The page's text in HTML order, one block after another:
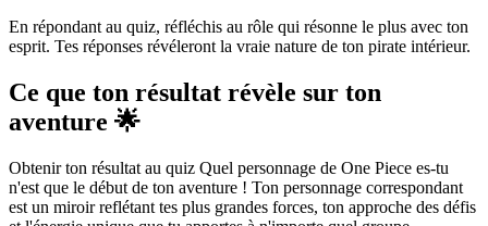
En répondant au quiz, réfléchis au rôle qui résonne le plus avec ton
esprit. Tes réponses révéleront la vraie nature de ton pirate intérieur.
Ce que ton résultat révèle sur ton
aventure 🌟
Obtenir ton résultat au quiz Quel personnage de One Piece es-tu
n'est que le début de ton aventure ! Ton personnage correspondant
est un miroir reflétant tes plus grandes forces, ton approche des défis